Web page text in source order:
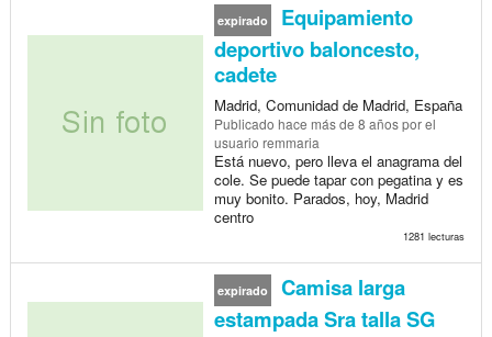
expirado
Equipamiento
deportivo baloncesto,
cadete
Madrid, Comunidad de Madrid, España
Publicado hace más de 8 añospor el
usuario remmaria
Está nuevo, pero lleva el anagrama del
cole. Se puede tapar con pegatina y es
muy bonito. Parados, hoy, Madrid
centro
1281 lecturas
expirado
Camisa larga
estampada Sra talla SG